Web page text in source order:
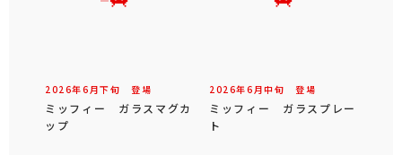
2026年6 月下旬 登場
ミッフィー ガラスマグカ
ップ
2026年6 月中旬 登場
ミッフィー ガラスプレー
ト